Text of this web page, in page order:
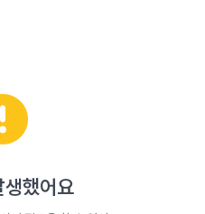
생했어요